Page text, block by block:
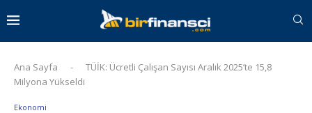
Ana Sayfa -
TÜİK: Ücretli Çalışan Sayısı Aralık 2025’te 15,8
Milyona Yükseldi
Ekonomi